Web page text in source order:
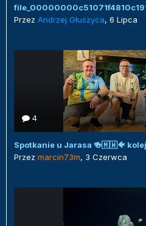
Przez Andrzej Głuszyca, 6 Lipca
4
Spotkanie u Jarasa 🍻🇲🇼🐠
Przez marcin73m, 3 Czerwca